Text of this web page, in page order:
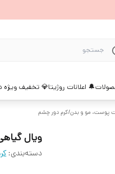
🔔 اعلانات روژیتا💎 تخفیف ویژه
پوست، مو و بدن/کرم دور چشم
ویال گیاهی
دسته‌بندی: